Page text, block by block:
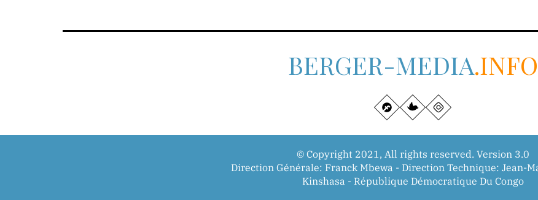
BERGER-MEDIA.INFO
© Copyright 2021, All rights reserved. Version 3.0
Direction Générale: Franck Mbewa - Direction Technique: Jean-
Kinshasa - République Démocratique Du Congo